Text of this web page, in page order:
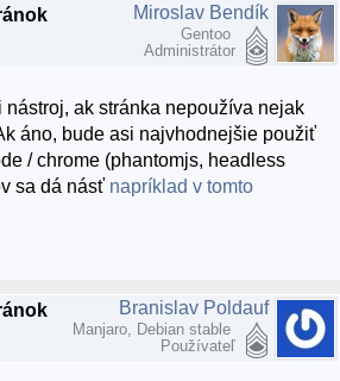
Miroslav Bendík
Gentoo
Administrátor
nástroj, ak stránka nepoužíva nejak
áno, bude asi najvhodnejšie použiť
/ chrome (phantomjs, headless
sa dá násť napríklad v tomto
Branislav Poldauf
Manjaro, Debian stable
Používateľ